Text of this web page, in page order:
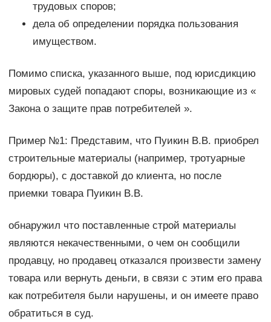
трудовых споров;
дела об определении порядка пользования
имуществом.
Помимо списка, указанного выше, под юрисдикцию
мировых судей попадают споры, возникающие из «
Закона о защите прав потребителей ».
Пример №1: Представим, что Пуикин В.В. приобрел
строительные материалы (например, тротуарные
бордюры), с доставкой до клиента, но после
приемки товара Пуикин В.В.
обнаружил что поставленные строй материалы
являются некачественными, о чем он сообщили
продавцу, но продавец отказался произвести замену
товара или вернуть деньги, в связи с этим его права
как потребителя были нарушены, и он имеете право
обратиться в суд.